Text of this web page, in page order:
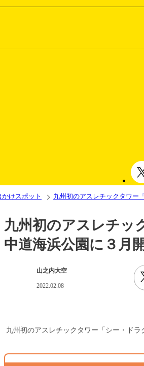
けスポット 九州初のアスレチックタワー
九州初のアスレチ
中道海浜公園に３月
山之内大空
2022.02.08
九州初のアスレチックタワー「シー・ドラ